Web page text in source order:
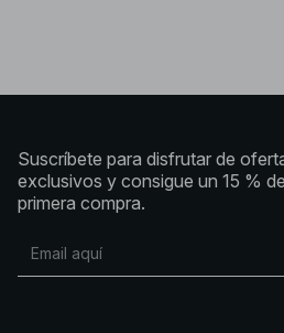
Suscríbete para disfrutar de
exclusivos y consigue un 15 %
primera compra.